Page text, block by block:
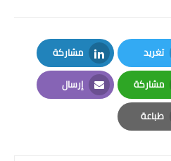
المرحلة الابتدائية
المرحلة المتوسطة
المرحلة الاعدادية
تغريد
Twitter
مشاركة
LinkedIn
مشاركة
Whatsapp
إرسال
Email
طباعة
Print